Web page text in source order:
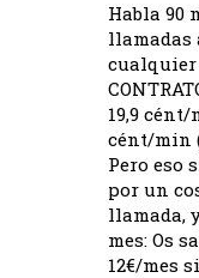
Habla 90
llamadas
19,9 cént/
cént/min
Pero eso
por un
llamada,
mes: Os
12€/mes